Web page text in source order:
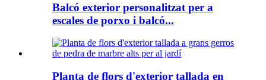
Balcó exterior personalitzat per a
escales de porxo i balcó...
Planta de flors d'exterior tallada en